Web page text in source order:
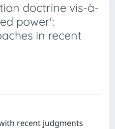
doctrine vis-à-
power':
in recent
recent judgments